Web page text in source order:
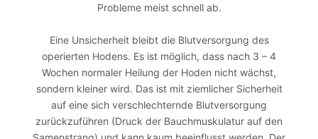
Probleme meist schnell ab.
Eine Unsicherheit bleibt die Blutversorgung des
operierten Hodens. Es ist möglich, dass nach 3 – 4
Wochen normaler Heilung der Hoden nicht wächst,
sondern kleiner wird. Das ist mit ziemlicher Sicherheit
auf eine sich verschlechternde Blutversorgung
zurückzuführen (Druck der Bauchmuskulatur auf den